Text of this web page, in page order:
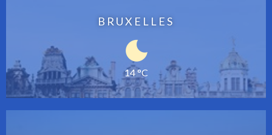
BRUXELLES
14 °C